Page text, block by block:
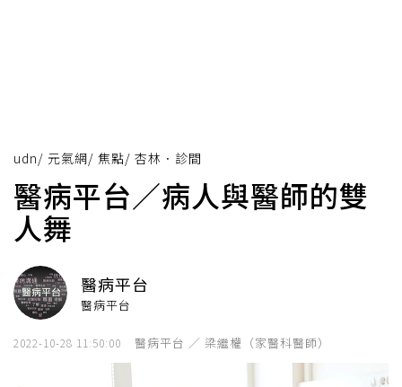
udn/ 元氣網/ 焦點/ 杏林．診間
醫病平台／病人與醫師的雙
人舞
醫病平台
醫病平台
2022-10-28 11:50:00 醫病平台 ／ 梁繼權（家醫科醫師）